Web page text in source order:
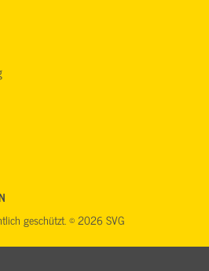
geschützt. © 2026 SVG